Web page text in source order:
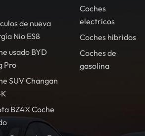
de nueva
Nio ES8
usado BYD
Pro
SUV Changan
BZ4X Coche
Coches
electricos
Coches híbridos
Coches de
gasolina